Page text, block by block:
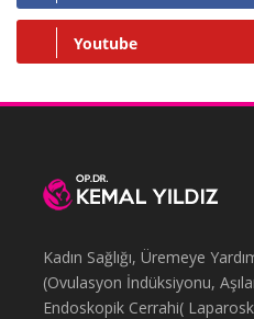
Youtube
Kadın Sağlığı, Üremeye
(Ovulasyon İndüksiyonu,
Endoskopik Cerrahi(